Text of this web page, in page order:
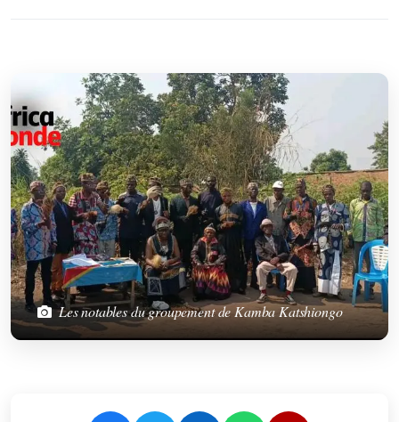
Les notables du groupement de Kamba Katshiongo